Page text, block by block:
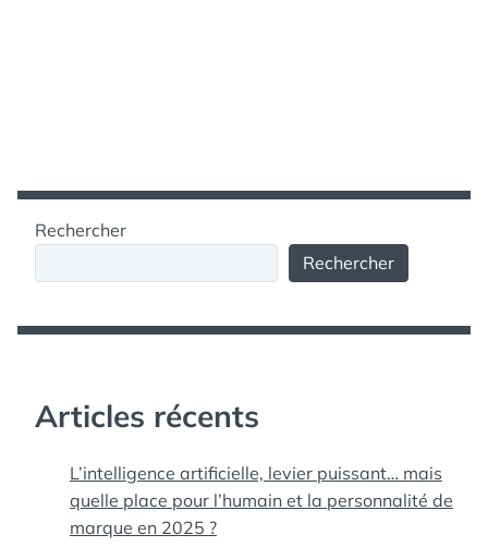
Rechercher
Rechercher
Articles récents
L’intelligence artificielle, levier puissant… mais
quelle place pour l’humain et la personnalité de
marque en 2025 ?